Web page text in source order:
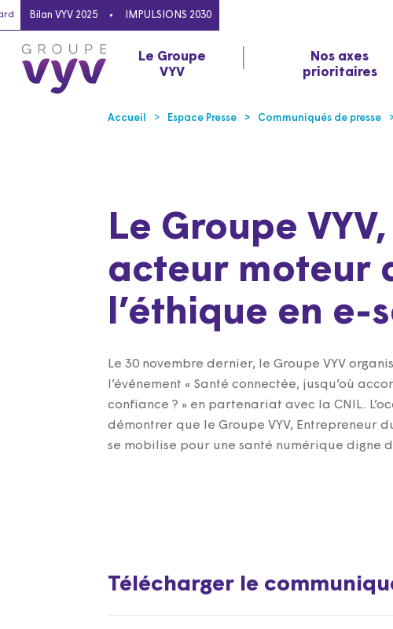
Bilan VYV 2025 IMPULSIONS 2030
Le Groupe
VYV
Nos axes
prioritaires
Accueil Espace Presse Communiqués de presse
Le Groupe
acteur moteur
l’éthique en e-
Le 30 novembre dernier, le Groupe VYV
l’événement « Santé connectée, jusqu’où
confiance ? » en partenariat avec la CNIL.
démontrer que le Groupe VYV, Entrepreneur
se mobilise pour une santé numérique digne
Télécharger le